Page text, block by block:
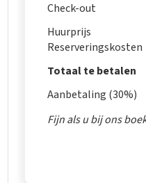
Check-out
Huurprijs
Reserveringskosten
Totaal te betalen
Aanbetaling (30%)
Fijn als u bij ons